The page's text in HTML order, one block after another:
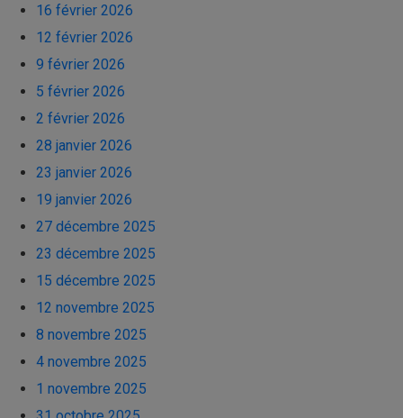
16 février 2026
12 février 2026
9 février 2026
5 février 2026
2 février 2026
28 janvier 2026
23 janvier 2026
19 janvier 2026
27 décembre 2025
23 décembre 2025
15 décembre 2025
12 novembre 2025
8 novembre 2025
4 novembre 2025
1 novembre 2025